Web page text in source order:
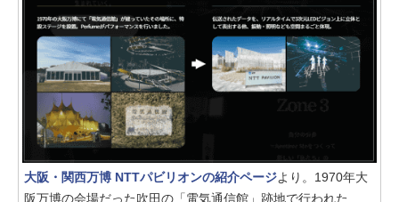
大阪・関西万博 NTTパビリオンの紹介ページより。1970年大
阪万博の会場だった吹田の「電気通信館」跡地で行われた